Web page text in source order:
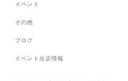
イベント
その他
ブログ
イベント出店情報